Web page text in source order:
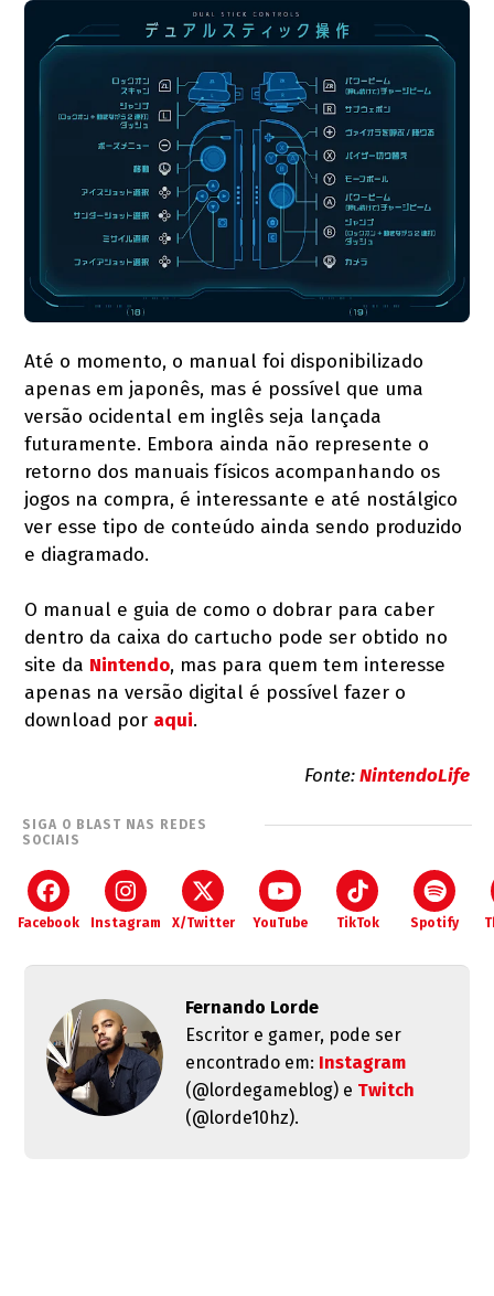
Até o momento, o manual foi disponibilizado
apenas em japonês, mas é possível que uma
versão ocidental em inglês seja lançada
futuramente. Embora ainda não represente o
retorno dos manuais físicos acompanhando os
jogos na compra, é interessante e até nostálgico
ver esse tipo de conteúdo ainda sendo produzido
e diagramado.
O manual e guia de como o dobrar para caber
dentro da caixa do cartucho pode ser obtido no
site da Nintendo, mas para quem tem interesse
apenas na versão digital é possível fazer o
download por aqui.
Fonte:NintendoLife
SIGA O BLAST NAS REDES
SOCIAIS
Facebook Instagram X/Twitter YouTube TikTok Spotify
Fernando Lorde
Escritor e gamer, pode ser
encontrado em: Instagram
(@lordegameblog) e Twitch
(@lorde10hz).